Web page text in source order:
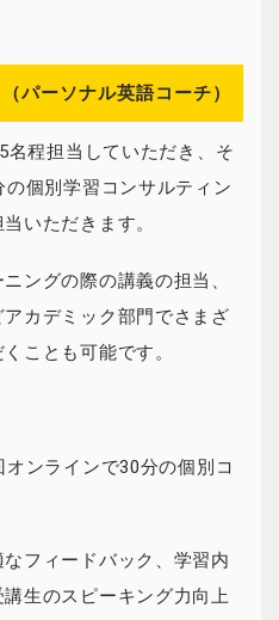
パーソナル英語コーチ）
程担当していただき、そ
個別学習コンサルティン
いただきます。
ングの際の講義の担当、
カデミック部門でさまざ
ことも可能です。
ンラインで30分の個別コ
フィードバック、学習内
生のスピーキング力向上